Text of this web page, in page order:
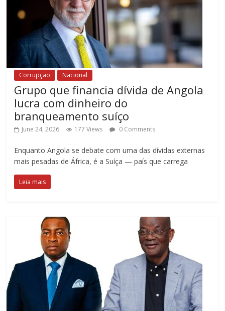
Corrupção Nacional
Grupo que financia dívida de Angola
lucra com dinheiro do
branqueamento suíço
June 24, 2026 177 Views 0 Comments
Enquanto Angola se debate com uma das dívidas externas
mais pesadas de África, é a Suíça — país que carrega
Leia mais